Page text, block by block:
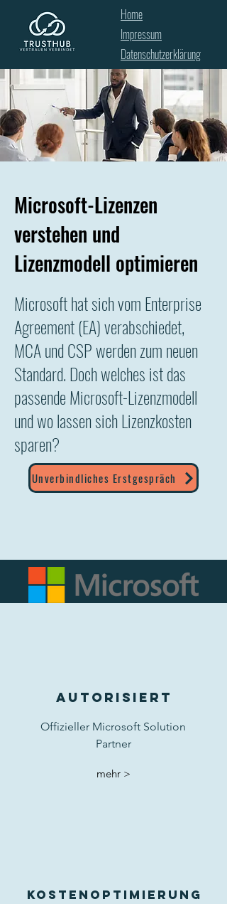
Home
Impressum
Datenschutzerklärung
Microsoft-Lizenzen
verstehen und
Lizenzmodell optimieren
Microsoft hat sich vom Enterprise
Agreement (EA) verabschiedet,
MCA und CSP werden zum neuen
Standard. Doch welches ist das
passende Microsoft-Lizenzmodell
und wo lassen sich Lizenzkosten
sparen?
Unverbindliches Erstgespräch
autorisiert
Offizieller Microsoft Solution
Partner
mehr >
Kostenoptimierung